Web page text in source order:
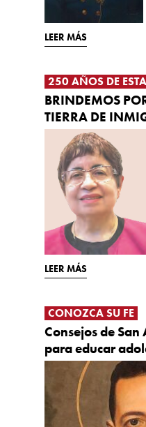
LEER MÁS
250 AÑOS DE
BRINDEMOS
TIERRA DE
LEER MÁS
CONOZCA SU FE
Consejos de
para educar